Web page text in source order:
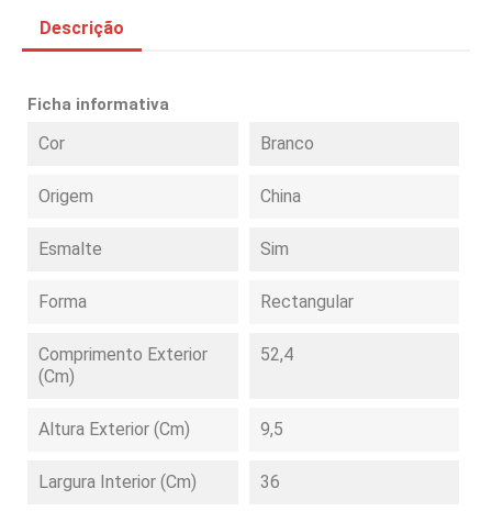
Descrição
Ficha informativa
Cor Branco
Origem China
Esmalte Sim
Forma Rectangular
Comprimento Exterior
(cm)
52,4
Altura Exterior (cm) 9,5
Largura Interior (cm) 36